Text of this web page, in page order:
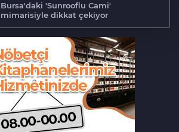
Bursa'daki 'Sunrooflu Cami'
mimarisiyle dikkat çekiyor
Adalet Komisyonu'nda gerginlik
Bursa'da barakaya sıçrayan yangın
ekipleri harekete geçirdi